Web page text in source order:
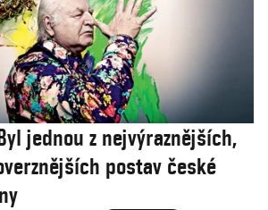
jednou z nejvýraznějších,
postav české